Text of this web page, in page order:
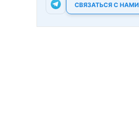
СВЯЗАТЬСЯ С НАМИ